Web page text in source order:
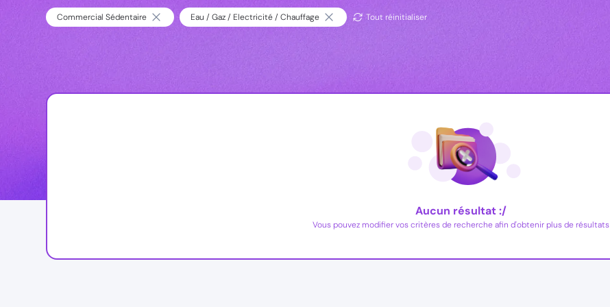
Commercial Sédentaire Eau / Gaz / Electricité / Chauffage Tout réinitialiser
Aucun résultat :/
Vous pouvez modifier vos critères de recherche afin d'obtenir plus de résultats